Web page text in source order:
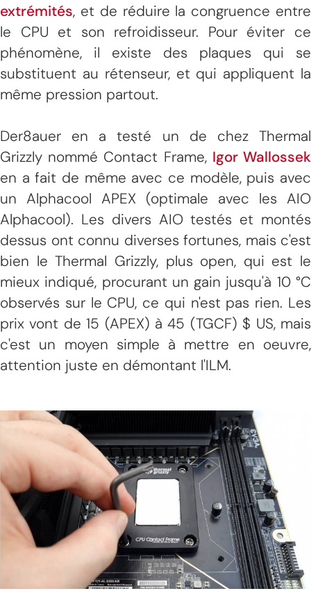
extrémités, et de réduire la congruence entre
le CPU et son refroidisseur. Pour éviter ce
phénomène, il existe des plaques qui se
substituent au rétenseur, et qui appliquent la
même pression partout.
Der8auer en a testé un de chez Thermal
Grizzly nommé Contact Frame, Igor Wallossek
en a fait de même avec ce modèle, puis avec
un Alphacool APEX (optimale avec les AIO
Alphacool). Les divers AIO testés et montés
dessus ont connu diverses fortunes, mais c'est
bien le Thermal Grizzly, plus open, qui est le
mieux indiqué, procurant un gain jusqu'à 10 °C
observés sur le CPU, ce qui n'est pas rien. Les
prix vont de 15 (APEX) à 45 (TGCF) $ US, mais
c'est un moyen simple à mettre en oeuvre,
attention juste en démontant l'ILM.